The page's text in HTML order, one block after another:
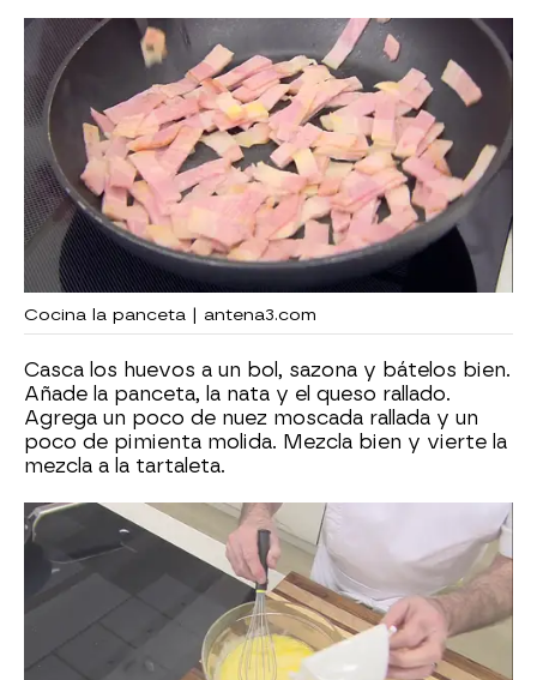
Cocina la panceta | antena3.com
Casca los huevos a un bol, sazona y bátelos bien.
Añade la panceta, la nata y el queso rallado.
Agrega un poco de nuez moscada rallada y un
poco de pimienta molida. Mezcla bien y vierte la
mezcla a la tartaleta.